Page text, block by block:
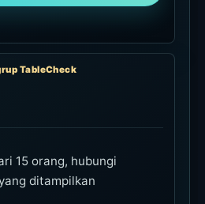
TableCheck
15 orang, hubungi
ditampilkan